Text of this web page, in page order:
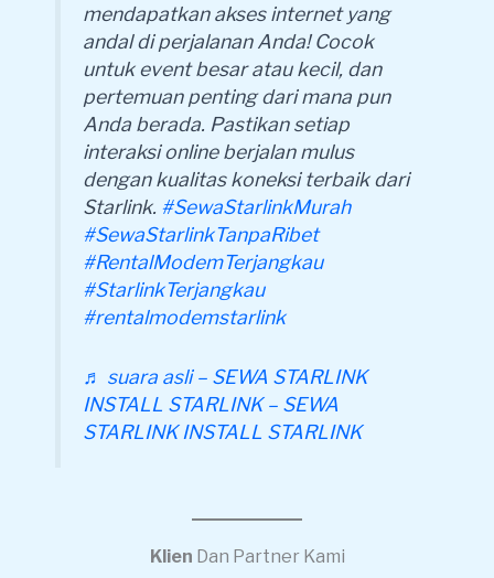
mendapatkan akses internet yang
andal di perjalanan Anda! Cocok
untuk event besar atau kecil, dan
pertemuan penting dari mana pun
Anda berada. Pastikan setiap
interaksi online berjalan mulus
dengan kualitas koneksi terbaik dari
Starlink. #SewaStarlinkMurah
#SewaStarlinkTanpaRibet
#RentalModemTerjangkau
#StarlinkTerjangkau
#rentalmodemstarlink
♬ suara asli – SEWA STARLINK
INSTALL STARLINK – SEWA
STARLINK INSTALL STARLINK
Klien Dan Partner Kami